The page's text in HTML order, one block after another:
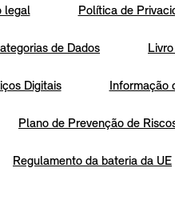
legal Política de
de Dados
Digitais Informação
Plano de Prevenção de
Regulamento da bateria da UE